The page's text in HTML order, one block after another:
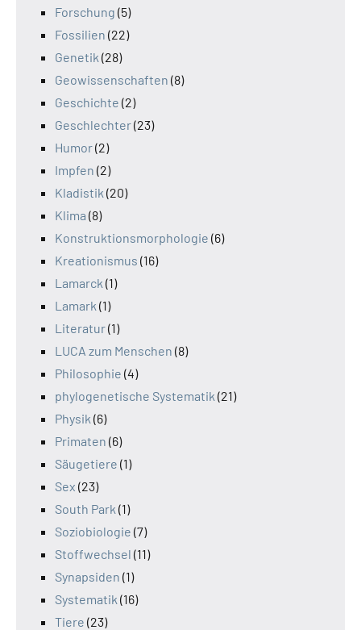
Forschung (5)
Fossilien (22)
Genetik (28)
Geowissenschaften (8)
Geschichte (2)
Geschlechter(23)
Humor(2)
Impfen (2)
Kladistik (20)
Klima (8)
Konstruktionsmorphologie (6)
Kreationismus (16)
Lamarck (1)
Lamark (1)
Literatur(1)
LUCA zum Menschen (8)
Philosophie (4)
phylogenetische Systematik (21)
Physik (6)
Primaten (6)
Säugetiere (1)
Sex (23)
South Park (1)
Soziobiologie (7)
Stoffwechsel (11)
Synapsiden (1)
Systematik (16)
Tiere (23)